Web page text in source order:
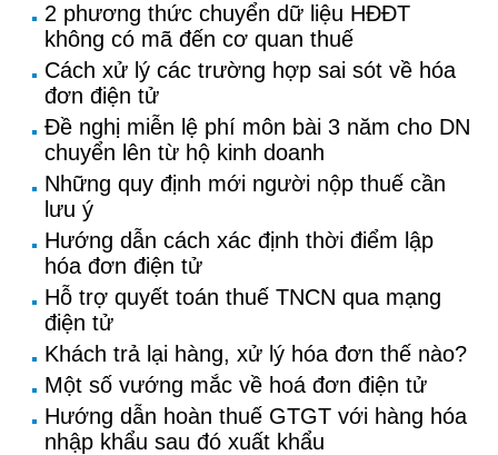
2 phương thức chuyển dữ liệu HĐĐT
không có mã đến cơ quan thuế
Cách xử lý các trường hợp sai sót về hóa
đơn điện tử
Đề nghị miễn lệ phí môn bài 3 năm cho DN
chuyển lên từ hộ kinh doanh
Những quy định mới người nộp thuế cần
lưu ý
Hướng dẫn cách xác định thời điểm lập
hóa đơn điện tử
Hỗ trợ quyết toán thuế TNCN qua mạng
điện tử
Khách trả lại hàng, xử lý hóa đơn thế nào?
Một số vướng mắc về hoá đơn điện tử
Hướng dẫn hoàn thuế GTGT với hàng hóa
nhập khẩu sau đó xuất khẩu